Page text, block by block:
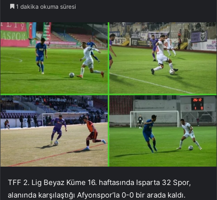
1 dakika okuma süresi
TFF 2. Lig Beyaz Küme 16. haftasında Isparta 32 Spor,
alanında karşılaştığı Afyonspor’la 0-0 bir arada kaldı.